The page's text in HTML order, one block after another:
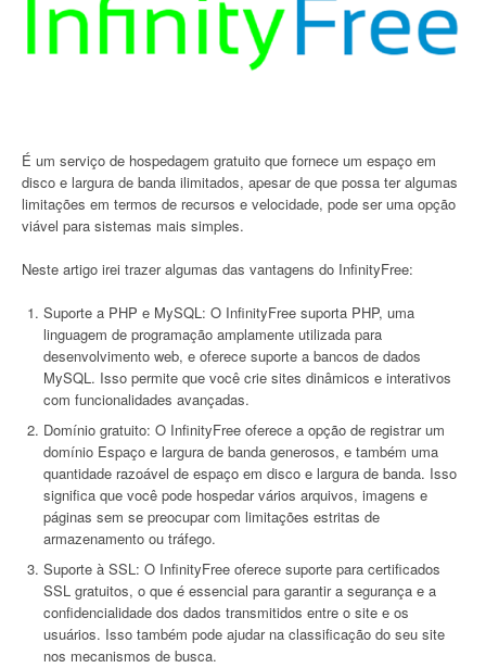
É um serviço de hospedagem gratuito que fornece um espaço em
disco e largura de banda ilimitados, apesar de que possa ter algumas
limitações em termos de recursos e velocidade, pode ser uma opção
viável para sistemas mais simples.
Neste artigo irei trazer algumas das vantagens do InfinityFree:
Suporte a PHP e MySQL: O InfinityFree suporta PHP, uma
linguagem de programação amplamente utilizada para
desenvolvimento web, e oferece suporte a bancos de dados
MySQL. Isso permite que você crie sites dinâmicos e interativos
com funcionalidades avançadas.
Domínio gratuito: O InfinityFree oferece a opção de registrar um
domínio Espaço e largura de banda generosos, e também uma
quantidade razoável de espaço em disco e largura de banda. Isso
significa que você pode hospedar vários arquivos, imagens e
páginas sem se preocupar com limitações estritas de
armazenamento ou tráfego.
Suporte à SSL: O InfinityFree oferece suporte para certificados
SSL gratuitos, o que é essencial para garantir a segurança e a
confidencialidade dos dados transmitidos entre o site e os
usuários. Isso também pode ajudar na classificação do seu site
nos mecanismos de busca.